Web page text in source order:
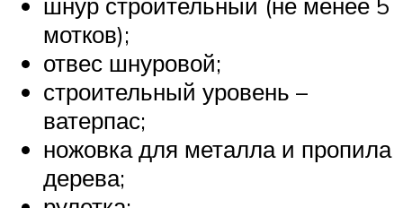
мотков);
отвес шнуровой;
строительный уровень –
ватерпас;
ножовка для металла и пропила
дерева;